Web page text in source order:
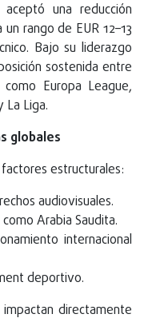
una reducción
rango de EUR 12–13
Bajo su liderazgo
sostenida entre
Europa League,
La Liga.
globales
estructurales:
audiovisuales.
Arabia Saudita.
internacional
deportivo.
directamente